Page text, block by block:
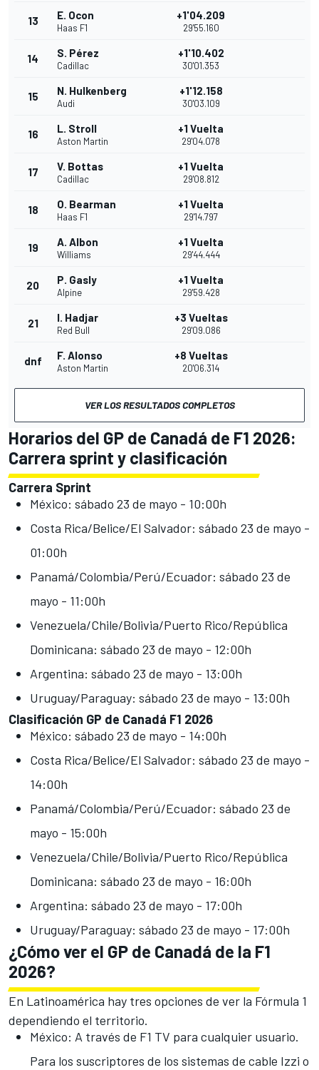
13 E. Ocon
Haas F1
+1'04.209
29'55.160
14 S. Pérez
Cadillac
+1'10.402
30'01.353
15 N. Hulkenberg
Audi
+1'12.158
30'03.109
16 L. Stroll
Aston Martin
+1 Vuelta
29'04.078
17 V. Bottas
Cadillac
+1 Vuelta
29'08.812
18 O. Bearman
Haas F1
+1 Vuelta
29'14.797
19 A. Albon
Williams
+1 Vuelta
29'44.444
20 P. Gasly
Alpine
+1 Vuelta
29'59.428
21 I. Hadjar
Red Bull
+3 Vueltas
29'09.086
dnf F. Alonso
Aston Martin
+8 Vueltas
20'06.314
VER LOS RESULTADOS COMPLETOS
Horarios del GP de Canadá de F1 2026:
Carrera sprint y clasificación
Carrera Sprint
México: sábado 23 de mayo - 10:00h
Costa Rica/Belice/El Salvador: sábado 23 de mayo -
01:00h
Panamá/Colombia/Perú/Ecuador: sábado 23 de
mayo - 11:00h
Venezuela/Chile/Bolivia/Puerto Rico/República
Dominicana: sábado 23 de mayo - 12:00h
Argentina: sábado 23 de mayo - 13:00h
Uruguay/Paraguay: sábado 23 de mayo - 13:00h
Clasificación GP de Canadá F1 2026
México: sábado 23 de mayo - 14:00h
Costa Rica/Belice/El Salvador: sábado 23 de mayo -
14:00h
Panamá/Colombia/Perú/Ecuador: sábado 23 de
mayo - 15:00h
Venezuela/Chile/Bolivia/Puerto Rico/República
Dominicana: sábado 23 de mayo - 16:00h
Argentina: sábado 23 de mayo - 17:00h
Uruguay/Paraguay: sábado 23 de mayo - 17:00h
¿Cómo ver el GP de Canadá de la F1
2026?
En Latinoamérica hay tres opciones de ver la Fórmula 1
dependiendo el territorio.
México: A través de F1 TV para cualquier usuario.
Para los suscriptores de los sistemas de cable Izzi o